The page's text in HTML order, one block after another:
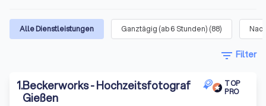
Alle Dienstleistungen Ganztägig (ab 6 Stunden) (88)
filter_list Filter
1.Beckerworks - Hochzeitsfotograf
Gießen
TOP
PRO